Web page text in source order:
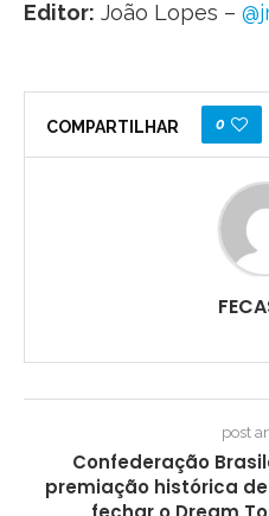
Editor: João Lopes –
COMPARTILHAR 0
post
Confederação
premiação histórica